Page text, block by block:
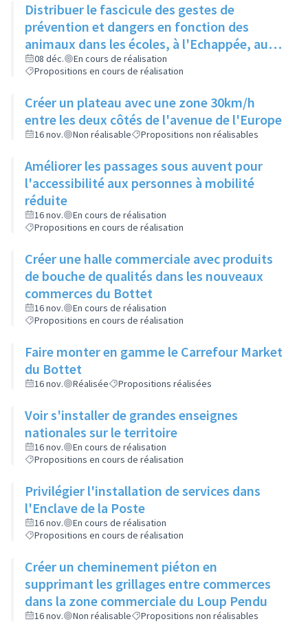
Distribuer le fascicule des gestes de
prévention et dangers en fonction des
animaux dans les écoles, à l'Echappée, aux
Centres Sociaux.... et l'insérer dans le
Rilliard en version détachable.
08 déc.
En cours de réalisation
Propositions en cours de réalisation
Créer un plateau avec une zone 30km/h
entre les deux côtés de l'avenue de l'Europe
16 nov. Non réalisable Propositions non réalisables
Améliorer les passages sous auvent pour
l'accessibilité aux personnes à mobilité
réduite
16 nov.
En cours de réalisation
Propositions en cours de réalisation
Créer une halle commerciale avec produits
de bouche de qualités dans les nouveaux
commerces du Bottet
16 nov.
En cours de réalisation
Propositions en cours de réalisation
Faire monter en gamme le Carrefour Market
du Bottet
16 nov. Réalisée Propositions réalisées
Voir s'installer de grandes enseignes
nationales sur le territoire
16 nov.
En cours de réalisation
Propositions en cours de réalisation
Privilégier l'installation de services dans
l'Enclave de la Poste
16 nov.
En cours de réalisation
Propositions en cours de réalisation
Créer un cheminement piéton en
supprimant les grillages entre commerces
dans la zone commerciale du Loup Pendu
16 nov. Non réalisable Propositions non réalisables